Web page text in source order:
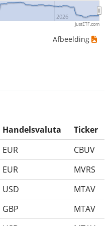
2026
justETF.com
Afbeelding
Handelsvaluta
Ticker
EUR
CBUV
EUR
MVRS
USD
MTAV
GBP
MTAV